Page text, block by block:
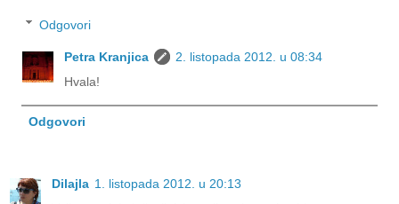
Odgovori
Petra Kranjica
2. listopada 2012. u 08:34
Hvala!
Odgovori
Dilajla 1. listopada 2012. u 20:13